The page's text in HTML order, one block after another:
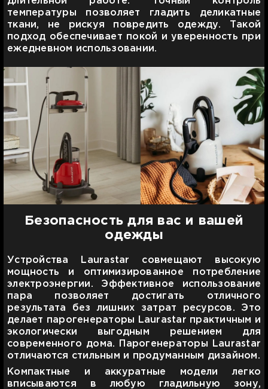
температуры позволяет гладить деликатные
ткани, не рискуя повредить одежду. Такой
подход обеспечивает покой и уверенность при
ежедневном использовании.
Безопасность для вас и вашей
одежды
Устройства Laurastar совмещают высокую
мощность и оптимизированное потребление
электроэнергии. Эффективное использование
пара позволяет достигать отличного
результата без лишних затрат ресурсов. Это
делает парогенераторы Laurastar практичным и
экологически выгодным решением для
современного дома. Парогенераторы Laurastar
отличаются стильным и продуманным дизайном.
Компактные и аккуратные модели легко
вписываются в любую гладильную зону,